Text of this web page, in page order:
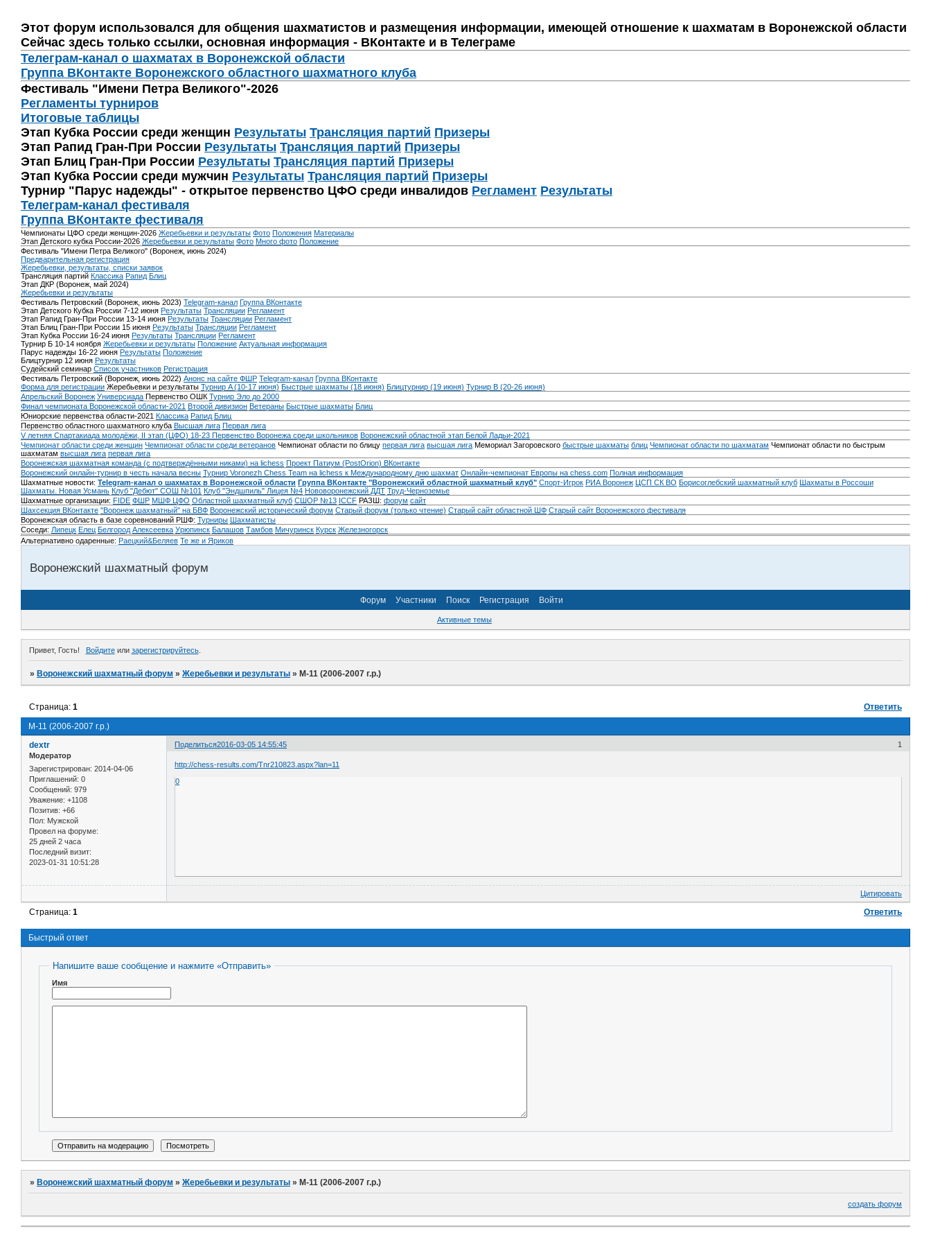
Этот форум использовался для общения шахматистов и размещения информации, имеющей отношение к шахматам в Воронежской области
Сейчас здесь только ссылки, основная информация - ВКонтакте и в Телеграме
Телеграм-канал о шахматах в Воронежской области
Группа ВКонтакте Воронежского областного шахматного клуба
Фестиваль "Имени Петра Великого"-2026
Регламенты турниров
Итоговые таблицы
Этап Кубка России среди женщин Результаты Трансляция партий Призеры
Этап Рапид Гран-При России Результаты Трансляция партий Призеры
Этап Блиц Гран-При России Результаты Трансляция партий Призеры
Этап Кубка России среди мужчин Результаты Трансляция партий Призеры
Турнир "Парус надежды" - открытое первенство ЦФО среди инвалидов Регламент Результаты
Телеграм-канал фестиваля
Группа ВКонтакте фестиваля
Чемпионаты ЦФО среди женщин-2026 Жеребьевки и результаты Фото Положения Материалы
Этап Детского кубка России-2026 Жеребьевки и результаты Фото Много фото Положение
Фестиваль "Имени Петра Великого" (Воронеж, июнь 2024)
Предварительная регистрация
Жеребьевки, результаты, списки заявок
Трансляция партий Классика Рапид Блиц
Этап ДКР (Воронеж, май 2024)
Жеребьевки и результаты
Фестиваль Петровский (Воронеж, июнь 2023) Telegram-канал Группа ВКонтакте
Этап Детского Кубка России 7-12 июня Результаты Трансляции Регламент
Этап Рапид Гран-При России 13-14 июня Результаты Трансляции Регламент
Этап Блиц Гран-При России 15 июня Результаты Трансляции Регламент
Этап Кубка России 16-24 июня Результаты Трансляции Регламент
Турнир Б 10-14 ноября Жеребьевки и результаты Положение Актуальная информация
Парус надежды 16-22 июня Результаты Положение
Блицтурнир 12 июня Результаты
Судейский семинар Список участников Регистрация
Фестиваль Петровский (Воронеж, июнь 2022) Анонс на сайте ФШР Telegram-канал Группа ВКонтакте
Форма для регистрации Жеребьевки и результаты Турнир A (10-17 июня) Быстрые шахматы (18 июня) Блицтурнир (19 июня) Турнир B (20-26 июня)
Апрельский Воронеж Универсиада Первенство ОШК Турнир Эло до 2000
Финал чемпионата Воронежской области-2021 Второй дивизион Ветераны Быстрые шахматы Блиц
Юниорские первенства области-2021 Классика Рапид Блиц
Первенство областного шахматного клуба Высшая лига Первая лига
V летняя Спартакиада молодёжи, II этап (ЦФО) 18-23 Первенство Воронежа среди школьников Воронежский областной этап Белой Ладьи-2021
Чемпионат области среди женщин Чемпионат области среди ветеранов Чемпионат области по блицу первая лига высшая лига Мемориал Загоровского быстрые шахматы блиц Чемпионат области по шахматам Чемпионат области по быстрым
шахматам высшая лига первая лига
Воронежская шахматная команда (с подтверждёнными никами) на lichess Проект Патиум (PostOrion) ВКонтакте
Воронежский онлайн-турнир в честь начала весны Турнир Voronezh Chess Team на lichess к Международному дню шахмат Онлайн-чемпионат Европы на chess.com Полная информация
Шахматные новости: Telegram-канал о шахматах в Воронежской области Группа ВКонтакте "Воронежский областной шахматный клуб" Спорт-Игрок РИА Воронеж ЦСП СК ВО Борисоглебский шахматный клуб Шахматы в Россоши
Шахматы. Новая Усмань Клуб "Дебют" СОШ №101 Клуб "Эндшпиль" Лицея №4 Нововоронежский ДДТ Труд-Черноземье
Шахматные организации: FIDE ФШР МШФ ЦФО Областной шахматный клуб СШОР №13 ICCF РАЗШ: форум сайт
Шахсекция ВКонтакте "Воронеж шахматный" на БВФ Воронежский исторический форум Cтарый форум (только чтение) Старый сайт областной ШФ Старый сайт Воронежского фестиваля
Воронежская область в базе соревнований РШФ: Турниры Шахматисты
Соседи: Липецк Елец Белгород Алексеевка Урюпинск Балашов Тамбов Мичуринск Курск Железногорск
Альтернативно одаренные: Раецкий&Беляев Те же и Яриков
Воронежский шахматный форум
Форум Участники Поиск Регистрация Войти
Активные темы
Привет, Гость! Войдитеили зарегистрируйтесь.
»Воронежский шахматный форум »Жеребьевки и результаты »М-11 (2006-2007 г.р.)
М-11 (2006-2007 г.р.)
Страница:1 Ответить
Поделиться 1
2016-03-05 14:55:45
dextr
Модератор
Зарегистрирован: 2014-04-06
Приглашений: 0
Сообщений: 979
Уважение: +1108
Позитив: +66
Пол: Мужской
Провел на форуме:
25 дней 2 часа
Последний визит:
2023-01-31 10:51:28
http://chess-results.com/Tnr210823.aspx?lan=11
0
Цитировать
Ответить
Страница:1
Быстрый ответ
Напишите ваше сообщение и нажмите «Отправить»
Имя
» Воронежский шахматный форум »Жеребьевки и результаты » М-11 (2006-2007 г.р.)
создать форум